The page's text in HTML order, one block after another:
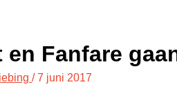
en Fanfare
/7 juni 2017